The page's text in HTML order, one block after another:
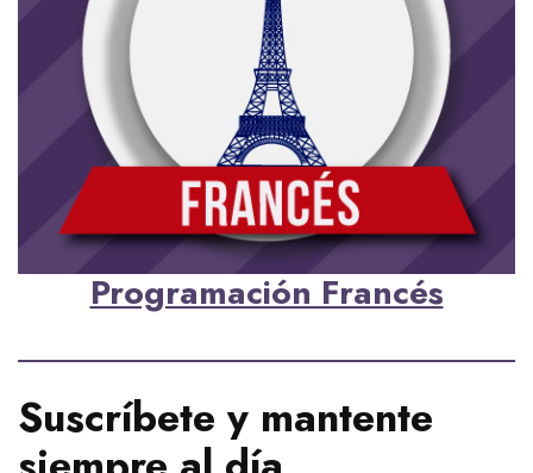
Programación Francés
Suscríbete y mantente